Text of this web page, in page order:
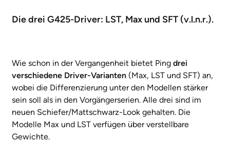
Die drei G425-Driver: LST, Max und SFT (v.l.n.r.).
Wie schon in der Vergangenheit bietet Ping drei
verschiedene Driver-Varianten (Max, LST und SFT) an,
wobei die Differenzierung unter den Modellen stärker
sein soll als in den Vorgängerserien. Alle drei sind im
neuen Schiefer/Mattschwarz-Look gehalten. Die
Modelle Max und LST verfügen über verstellbare
Gewichte.